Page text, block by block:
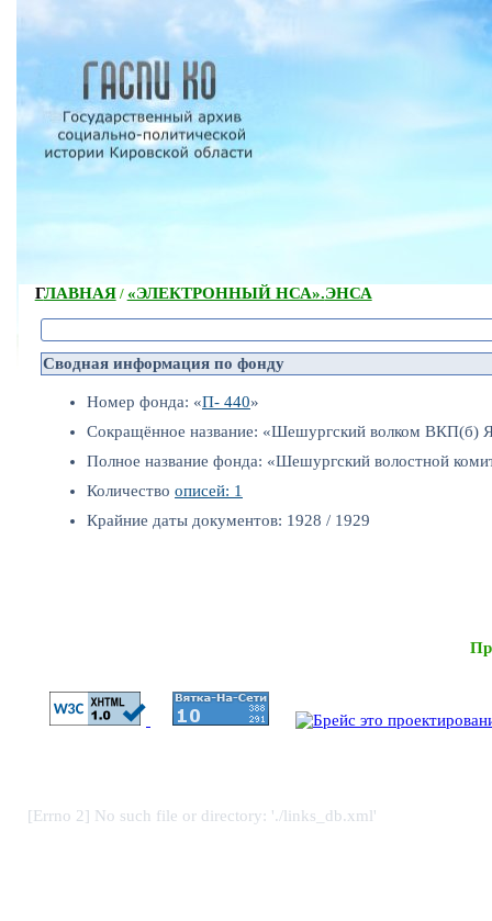
ГЛАВНАЯ/ «ЭЛЕКТРОННЫЙ НСА».ЭНСА
Сводная информация по фонду
Номер фонда: «П- 440»
Сокращённое название: «Шешургский волком ВКП(б)
Полное название фонда: «Шешургский волостной
Количество описей: 1
Крайние даты документов: 1928 / 1929
[Errno 2] No such file or directory: './links_db.xml'